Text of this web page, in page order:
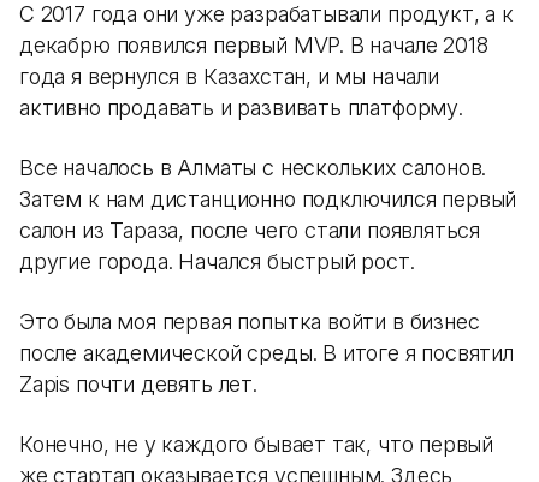
С 2017 года они уже разрабатывали продукт, а к
декабрю появился первый MVP. В начале 2018
года я вернулся в Казахстан, и мы начали
активно продавать и развивать платформу.
Все началось в Алматы с нескольких салонов.
Затем к нам дистанционно подключился первый
салон из Тараза, после чего стали появляться
другие города. Начался быстрый рост.
Это была моя первая попытка войти в бизнес
после академической среды. В итоге я посвятил
Zapis почти девять лет.
Конечно, не у каждого бывает так, что первый
же стартап оказывается успешным. Здесь